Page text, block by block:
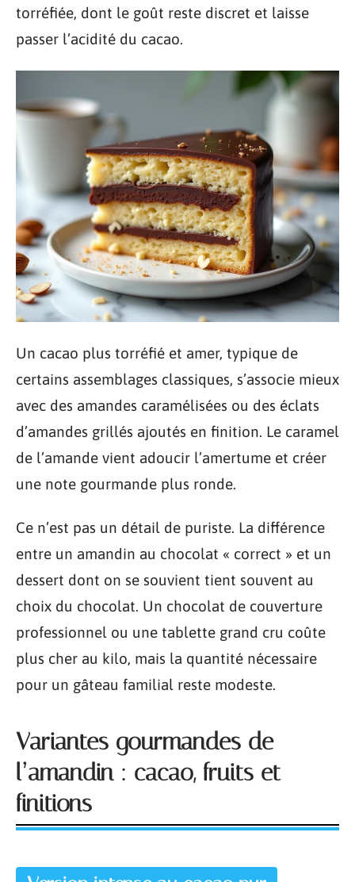
torréfiée, dont le goût reste discret et laisse
passer l’acidité du cacao.
Un cacao plus torréfié et amer, typique de
certains assemblages classiques, s’associe mieux
avec des amandes caramélisées ou des éclats
d’amandes grillés ajoutés en finition. Le caramel
de l’amande vient adoucir l’amertume et créer
une note gourmande plus ronde.
Ce n’est pas un détail de puriste. La différence
entre un amandin au chocolat « correct » et un
dessert dont on se souvient tient souvent au
choix du chocolat. Un chocolat de couverture
professionnel ou une tablette grand cru coûte
plus cher au kilo, mais la quantité nécessaire
pour un gâteau familial reste modeste.
Variantes gourmandes de
l’amandin : cacao, fruits et
finitions